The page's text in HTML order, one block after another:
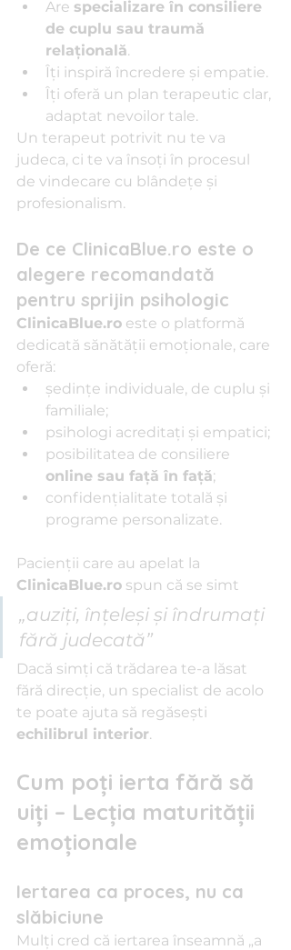
Are specializare în consiliere
de cuplu sau traumă
relațională.
Îți inspiră încredere și empatie.
Îți oferă un plan terapeutic clar,
adaptat nevoilor tale.
Un terapeut potrivit nu te va
judeca, ci te va însoți în procesul
de vindecare cu blândețe și
profesionalism.
De ce ClinicaBlue.ro este o
alegere recomandată
pentru sprijin psihologic
ClinicaBlue.ro este o platformă
dedicată sănătății emoționale, care
oferă:
ședințe individuale, de cuplu și
familiale;
psihologi acreditați și empatici;
posibilitatea de consiliere
online sau față în față;
confidențialitate totală și
programe personalizate.
Pacienții care au apelat la
ClinicaBlue.ro spun că se simt
„auziți, înțeleși și îndrumați
fără judecată”
Dacă simți că trădarea te-a lăsat
fără direcție, un specialist de acolo
te poate ajuta să regăsești
echilibrul interior.
Cum poți ierta fără să
uiți – Lecția maturității
emoționale
Iertarea ca proces, nu ca
slăbiciune
Mulți cred că iertarea înseamnă „a